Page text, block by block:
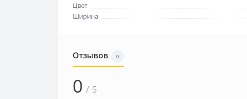
Цвет
Ширина
Отзывов 0
0 / 5